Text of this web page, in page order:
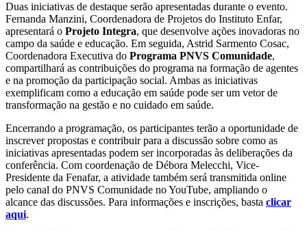
Duas iniciativas de destaque serão apresentadas durante o evento.
Fernanda Manzini, Coordenadora de Projetos do Instituto Enfar,
apresentará o Projeto Integra, que desenvolve ações inovadoras no
campo da saúde e educação. Em seguida, Astrid Sarmento Cosac,
Coordenadora Executiva do Programa PNVS Comunidade,
compartilhará as contribuições do programa na formação de agentes
e na promoção da participação social. Ambas as iniciativas
exemplificam como a educação em saúde pode ser um vetor de
transformação na gestão e no cuidado em saúde.
Encerrando a programação, os participantes terão a oportunidade de
inscrever propostas e contribuir para a discussão sobre como as
iniciativas apresentadas podem ser incorporadas às deliberações da
conferência. Com coordenação de Débora Melecchi, Vice-
Presidente da Fenafar, a atividade também será transmitida online
pelo canal do PNVS Comunidade no YouTube, ampliando o
alcance das discussões. Para informações e inscrições, basta clicar
aqui.